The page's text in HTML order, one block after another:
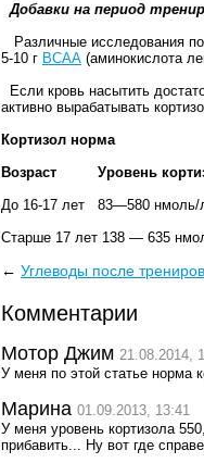
Добавки на период
Различные исследования
5-10 г ВСАА (аминокислота
Если кровь насытить
активно вырабатывать
Кортизол норма
Возраст
Уровень
До 16-17 лет
83—580 нмоль/
Старше 17 лет 138 — 635
← Углеводы после
Комментарии
Мотор Джим 21.08.2014,
У меня по этой статье норма
Марина 01.09.2013, 13:41
У меня уровень кортизола
прибавить... Ну вот где